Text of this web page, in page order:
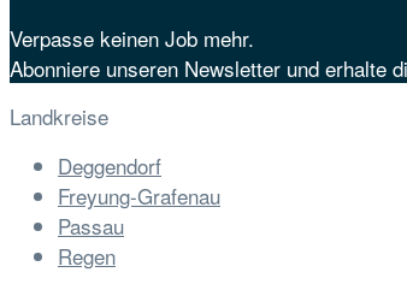
Verpasse keinen Job mehr.
Abonniere unseren Newsletter und erhalte
Landkreise
Deggendorf
Freyung-Grafenau
Passau
Regen